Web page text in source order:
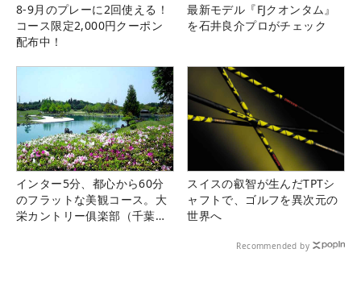
8-9月のプレーに2回使える！
コース限定2,000円クーポン
配布中！
最新モデル『FJクオンタム』
を石井良介プロがチェック
インター5分、都心から60分
のフラットな美観コース。大
栄カントリー俱楽部（千葉
スイスの叡智が生んだTPTシ
ャフトで、ゴルフを異次元の
世界へ
Recommended by